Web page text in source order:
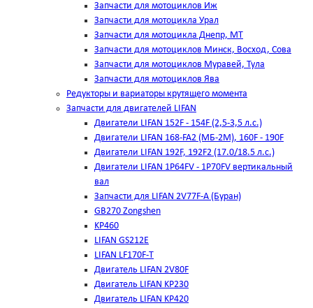
Запчасти для мотоциклов Иж
Запчасти для мотоцикла Урал
Запчасти для мотоцикла Днепр, МТ
Запчасти для мотоциклов Минск, Восход, Сова
Запчасти для мотоциклов Муравей, Тула
Запчасти для мотоциклов Ява
Редукторы и вариаторы крутящего момента
Запчасти для двигателей LIFAN
Двигатели LIFAN 152F - 154F (2,5-3,5 л.с.)
Двигатели LIFAN 168-FA2 (МБ-2М), 160F - 190F
Двигатели LIFAN 192F, 192F2 (17.0/18.5 л.с.)
Двигатели LIFAN 1Р64FV - 1Р70FV вертикальный
вал
Запчасти для LIFAN 2V77F-A (Буран)
GB270 Zongshen
KP460
LIFAN GS212E
LIFAN LF170F-T
Двигатель LIFAN 2V80F
Двигатель LIFAN KP230
Двигатель LIFAN KP420